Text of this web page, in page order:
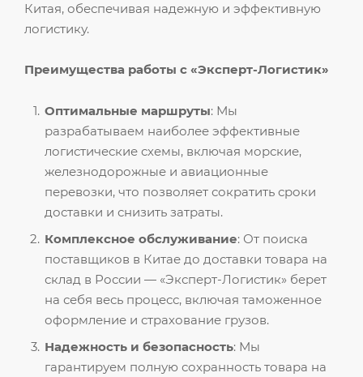
Китая, обеспечивая надежную и эффективную
логистику.
Преимущества работы с «Эксперт-Логистик»
Оптимальные маршруты: Мы
разрабатываем наиболее эффективные
логистические схемы, включая морские,
железнодорожные и авиационные
перевозки, что позволяет сократить сроки
доставки и снизить затраты.
Комплексное обслуживание: От поиска
поставщиков в Китае до доставки товара на
склад в России — «Эксперт-Логистик» берет
на себя весь процесс, включая таможенное
оформление и страхование грузов.
Надежность и безопасность: Мы
гарантируем полную сохранность товара на